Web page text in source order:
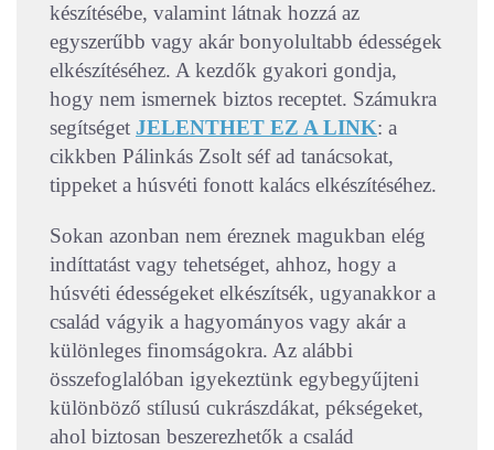
készítésébe, valamint látnak hozzá az
egyszerűbb vagy akár bonyolultabb édességek
elkészítéséhez. A kezdők gyakori gondja,
hogy nem ismernek biztos receptet. Számukra
segítséget JELENTHET EZ A LINK: a
cikkben Pálinkás Zsolt séf ad tanácsokat,
tippeket a húsvéti fonott kalács elkészítéséhez.
Sokan azonban nem éreznek magukban elég
indíttatást vagy tehetséget, ahhoz, hogy a
húsvéti édességeket elkészítsék, ugyanakkor a
család vágyik a hagyományos vagy akár a
különleges finomságokra. Az alábbi
összefoglalóban igyekeztünk egybegyűjteni
különböző stílusú cukrászdákat, pékségeket,
ahol biztosan beszerezhetők a család